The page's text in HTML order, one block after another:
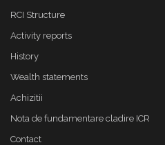
RCI Structure
Activity reports
History
Wealth statements
Achizitii
Nota de fundamentare cladire ICR
Contact